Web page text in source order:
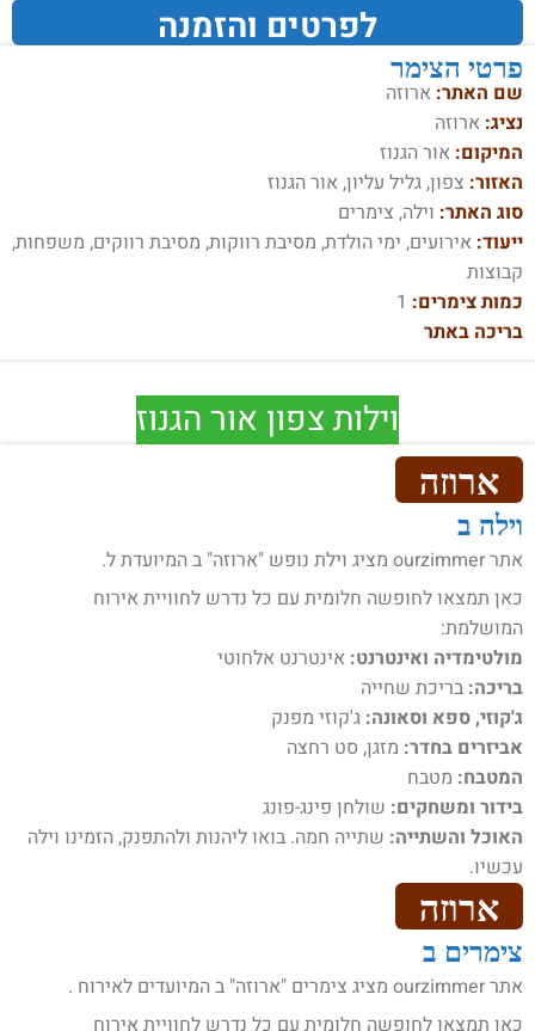
לפרטים והזמנה
פרטי הצימר
שם האתר: ארוזה
נציג: ארוזה
המיקום: אור הגנוז
האזור: צפון, גליל עליון, אור הגנוז
סוג האתר: וילה, צימרים
ייעוד: אירועים, ימי הולדת, מסיבת רווקות, מסיבת רווקים, משפחות,
קבוצות
כמות צימרים: 1
בריכה באתר
וילות צפון אור הגנוז
ארוזה
וילה ב
אתר ourzimmer מציג וילת נופש "ארוזה" ב המיועדת ל.
כאן תמצאו לחופשה חלומית עם כל נדרש לחוויית אירוח
המושלמת:
מולטימדיה ואינטרנט: אינטרנט אלחוטי
בריכה: בריכת שחייה
ג'קוזי, ספא וסאונה: ג'קוזי מפנק
אביזרים בחדר: מזגן, סט רחצה
המטבח: מטבח
בידור ומשחקים: שולחן פינג-פונג
האוכל והשתייה: שתייה חמה. בואו ליהנות ולהתפנק, הזמינו וילה
עכשיו.
ארוזה
צימרים ב
אתר ourzimmer מציג צימרים "ארוזה" ב המיועדים לאירוח .
כאן תמצאו לחופשה חלומית עם כל נדרש לחוויית אירוח